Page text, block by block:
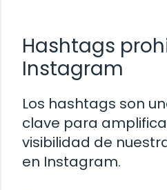
Hashtags
Instagram
Los hashtags son
clave para
visibilidad de
en Instagram.